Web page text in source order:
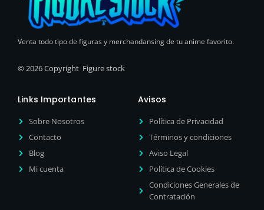
Venta todo tipo de figuras y merchandansing de tu anime favorito.
© 2026 Copyright Figure stock
Links Importantes
Sobre Nosotros
Contacto
Blog
Mi cuenta
Avisos
Política de Privacidad
Términos y condiciones
Aviso Legal
Política de Cookies
Condiciones Generales de
Contratación